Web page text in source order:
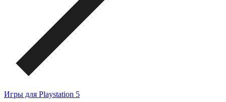
Игры для Playstation 5